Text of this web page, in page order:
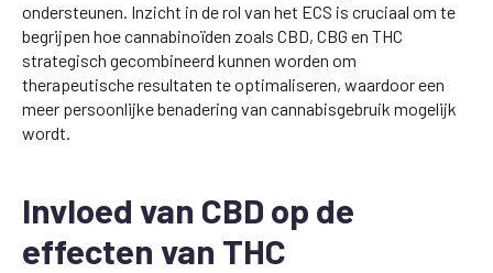
ondersteunen. Inzicht in de rol van het ECS is cruciaal om te
begrijpen hoe cannabinoïden zoals CBD, CBG en THC
strategisch gecombineerd kunnen worden om
therapeutische resultaten te optimaliseren, waardoor een
meer persoonlijke benadering van cannabisgebruik mogelijk
wordt.
Invloed van CBD op de
effecten van THC